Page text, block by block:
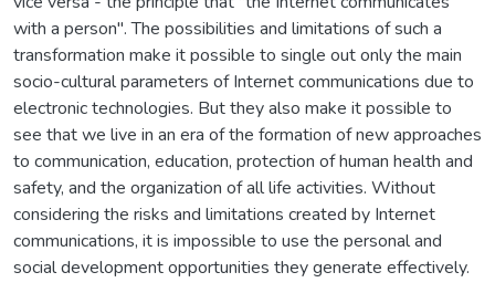
with a person". The possibilities and limitations of such a
transformation make it possible to single out only the main
socio-cultural parameters of Internet communications due to
electronic technologies. But they also make it possible to
see that we live in an era of the formation of new approaches
to communication, education, protection of human health and
safety, and the organization of all life activities. Without
considering the risks and limitations created by Internet
communications, it is impossible to use the personal and
social development opportunities they generate effectively.